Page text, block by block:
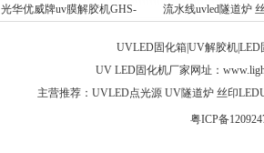
光华优威牌uv膜解胶机GHS-
流水线uvled隧道炉
UVLED固化箱|UV解胶机|LED
UV LED固化机厂家网址：
主营推荐：UVLED点光源 UV隧道炉 丝印
粤ICP备